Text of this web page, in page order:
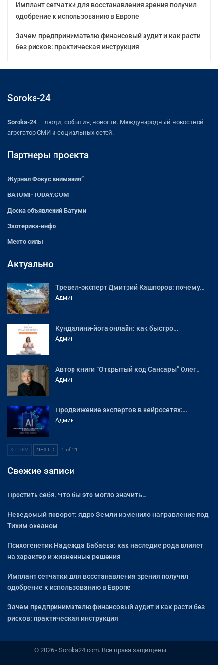
Имплант сетчатки для восстанавления зрения получил
одобрение к использованию в Европе
Зачем предпринимателю финансовый аудит и как расти
без рисков: практическая инструкция
Soroka-24
Soroka-24 — люди, события, новости. Международный новостной
агрегатор СМИ и социальных сетей.
Партнеры проекта
Журнал Фокус внимания”
BATUMI-TODAY.COM
Доска объявлений Батуми
Эзотерика-инфо
Место силы
Актуально
Тревел-эксперт Дмитрий Кашпоров: почему…
Админ
Кундалини-йога онлайн: как быстро…
Админ
Автор книги “Открытый код Сансары” Олег…
Админ
Продвижение экспертов в нейросетях:…
Админ
PREV NEXT 1 of 21
Свежие записи
Простить себя. Что бы это могло значить…
Неведомый поворот: ядро Земли изменило направление под
Тихим океаном
Психогенетик Надежда Бабаева: как наследие рода влияет
на характер и жизненные решения
Имплант сетчатки для восстанавления зрения получил
одобрение к использованию в Европе
Зачем предпринимателю финансовый аудит и как расти без
рисков: практическая инструкция
© 2026 - Soroka24.com. Все права защищены.